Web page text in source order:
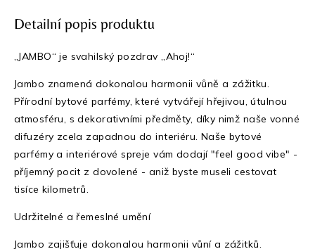
Detailní popis produktu
„JAMBO“ je svahilský pozdrav „Ahoj!“
Jambo znamená dokonalou harmonii vůně a zážitku.
Přírodní bytové parfémy, které vytvářejí hřejivou, útulnou
atmosféru, s dekorativními předměty, díky nimž naše vonné
difuzéry zcela zapadnou do interiéru. Naše bytové
parfémy a interiérové spreje vám dodají "feel good vibe" -
příjemný pocit z dovolené - aniž byste museli cestovat
tisíce kilometrů.
Udržitelné a řemeslné umění
Jambo zajišťuje dokonalou harmonii vůní a zážitků.